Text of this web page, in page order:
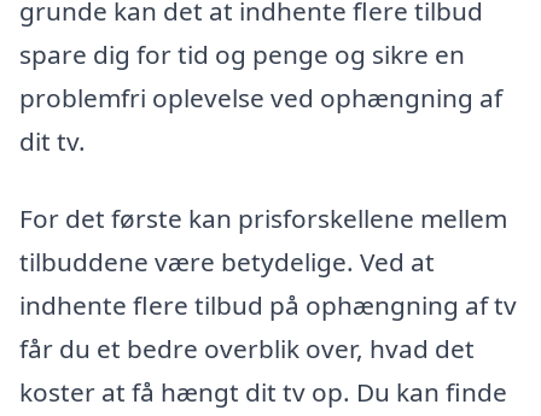
grunde kan det at indhente flere tilbud
spare dig for tid og penge og sikre en
problemfri oplevelse ved ophængning af
dit tv.
For det første kan prisforskellene mellem
tilbuddene være betydelige. Ved at
indhente flere tilbud på ophængning af tv
får du et bedre overblik over, hvad det
koster at få hængt dit tv op. Du kan finde